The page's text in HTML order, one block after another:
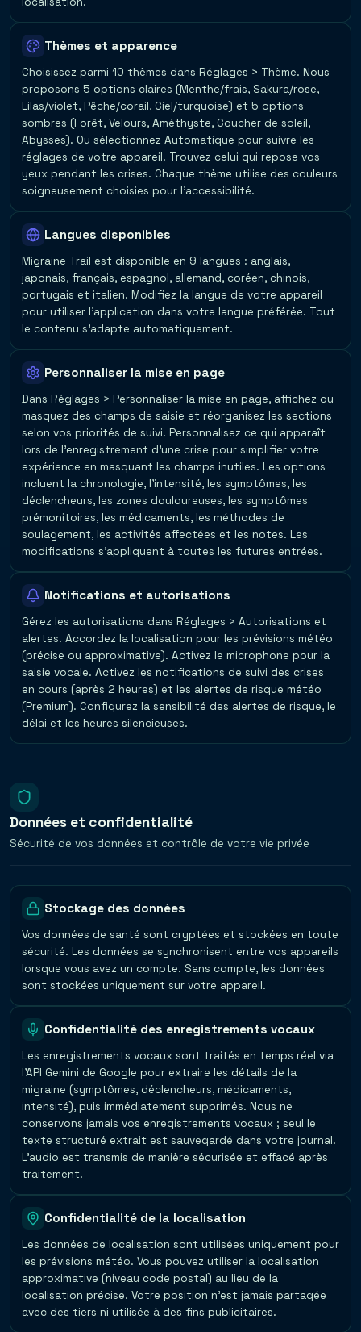
Thèmes et apparence
Choisissez parmi 10 thèmes dans Réglages > Thème. Nous
proposons 5 options claires (Menthe/frais, Sakura/rose,
Lilas/violet, Pêche/corail, Ciel/turquoise) et 5 options
sombres (Forêt, Velours, Améthyste, Coucher de soleil,
Abysses). Ou sélectionnez Automatique pour suivre les
réglages de votre appareil. Trouvez celui qui repose vos
yeux pendant les crises. Chaque thème utilise des couleurs
soigneusement choisies pour l'accessibilité.
Langues disponibles
Migraine Trail est disponible en 9 langues : anglais,
japonais, français, espagnol, allemand, coréen, chinois,
portugais et italien. Modifiez la langue de votre appareil
pour utiliser l'application dans votre langue préférée. Tout
le contenu s'adapte automatiquement.
Personnaliser la mise en page
Dans Réglages > Personnaliser la mise en page, affichez ou
masquez des champs de saisie et réorganisez les sections
selon vos priorités de suivi. Personnalisez ce qui apparaît
lors de l'enregistrement d'une crise pour simplifier votre
expérience en masquant les champs inutiles. Les options
incluent la chronologie, l'intensité, les symptômes, les
déclencheurs, les zones douloureuses, les symptômes
prémonitoires, les médicaments, les méthodes de
soulagement, les activités affectées et les notes. Les
modifications s'appliquent à toutes les futures entrées.
Notifications et autorisations
Gérez les autorisations dans Réglages > Autorisations et
alertes. Accordez la localisation pour les prévisions météo
(précise ou approximative). Activez le microphone pour la
saisie vocale. Activez les notifications de suivi des crises
en cours (après 2 heures) et les alertes de risque météo
(Premium). Configurez la sensibilité des alertes de risque, le
délai et les heures silencieuses.
Données et confidentialité
Sécurité de vos données et contrôle de votre vie privée
Stockage des données
Vos données de santé sont cryptées et stockées en toute
sécurité. Les données se synchronisent entre vos appareils
lorsque vous avez un compte. Sans compte, les données
sont stockées uniquement sur votre appareil.
Confidentialité des enregistrements vocaux
Les enregistrements vocaux sont traités en temps réel via
l'API Gemini de Google pour extraire les détails de la
migraine (symptômes, déclencheurs, médicaments,
intensité), puis immédiatement supprimés. Nous ne
conservons jamais vos enregistrements vocaux ; seul le
texte structuré extrait est sauvegardé dans votre journal.
L'audio est transmis de manière sécurisée et effacé après
traitement.
Confidentialité de la localisation
Les données de localisation sont utilisées uniquement pour
les prévisions météo. Vous pouvez utiliser la localisation
approximative (niveau code postal) au lieu de la
localisation précise. Votre position n'est jamais partagée
avec des tiers ni utilisée à des fins publicitaires.